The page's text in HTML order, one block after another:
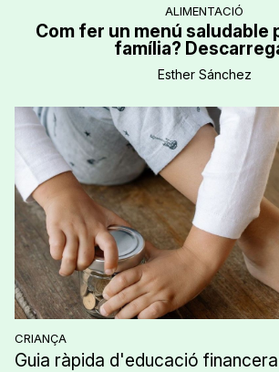
CRIANÇA
Guia ràpida d'educació
ALIMENTACIÓ
Com fer un menú saludable
família?
Esther Sánchez